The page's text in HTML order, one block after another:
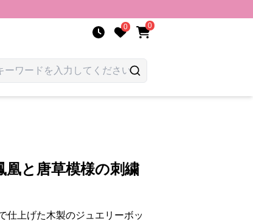
0 0
と唐草模様の刺繍
仕上げた木製のジュエリーボッ